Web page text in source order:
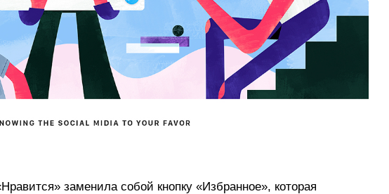
заменила собой кнопку «Избранное», которая